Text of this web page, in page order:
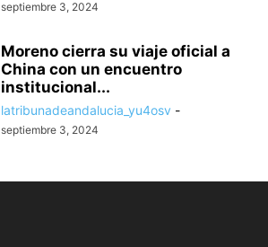
septiembre 3, 2024
Moreno cierra su viaje oficial a
China con un encuentro
institucional...
latribunadeandalucia_yu4osv -
septiembre 3, 2024